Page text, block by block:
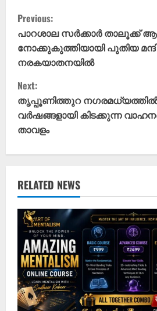
C
o
n
t
i
n
u
e
R
e
a
d
Previous:
പാറശാല സർക്കാർ താലൂക്ക്
നോക്കുകുത്തിയായി പുതിയ
നരകയാതനയിൽ
Next:
തൃപ്പൂണിത്തുറ നഗരമധ്യത്തിൽ
വർഷങ്ങളായി കിടക്കുന്ന
താവളം
RELATED NEWS